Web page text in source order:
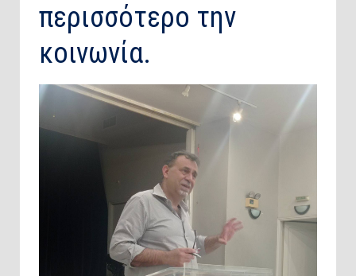
περισσότερο την
κοινωνία.